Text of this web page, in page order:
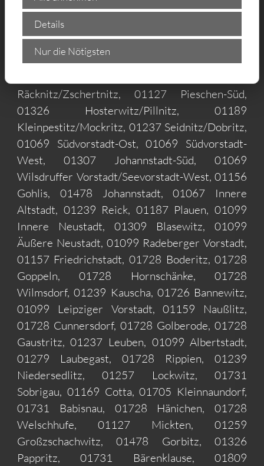
01309 Striesen-West, 01239 Prohlis-Süd,
01109 Hellerau/Wilschdorf, 01307
Nord/Trachenberge, 01277 Striesen-Ost,
Räcknitz/Zschertnitz, 01127 Pieschen-Süd,
01326 Hosterwitz/Pillnitz, 01189
Kleinpestitz/Mockritz, 01237 Seidnitz/Dobritz,
01069 Südvorstadt-Ost, 01069 Südvorstadt-
West, 01307 Johannstadt-Süd, 01069
Wilsdruffer Vorstadt/Seevorstadt-West, 01156
Gohlis, 01478 Johannstadt, 01067 Innere
Altstadt, 01239 Reick, 01187 Plauen, 01099
Innere Neustadt, 01309 Blasewitz, 01099
Äußere Neustadt, 01099 Radeberger Vorstadt,
01157 Friedrichstadt, 01728 Boderitz, 01728
Goppeln, 01728 Hornschänke, 01728
Wilmsdorf, 01239 Kauscha, 01726 Bannewitz,
01099 Leipziger Vorstadt, 01159 Naußlitz,
01728 Cunnersdorf, 01728 Golberode, 01728
Gaustritz, 01237 Leuben, 01099 Albertstadt,
01279 Laubegast, 01728 Rippien, 01239
Niedersedlitz, 01257 Lockwitz, 01731
Sobrigau, 01169 Cotta, 01705 Kleinnaundorf,
01731 Babisnau, 01728 Hänichen, 01728
Welschhufe, 01127 Mickten, 01259
Großzschachwitz, 01478 Gorbitz, 01326
Pappritz, 01731 Bärenklause, 01809
Details
Nur die Nötigsten